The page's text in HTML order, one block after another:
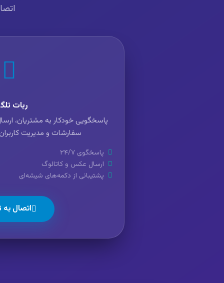
ربات
پاسخگویی خودکار به مشتریان،
سفارشات و مدیریت
پاسخگوی ۲۴/۷
ارسال عکس و کاتالوگ
پشتیبانی از دکمه‌های شیشه‌ای
اتصال به